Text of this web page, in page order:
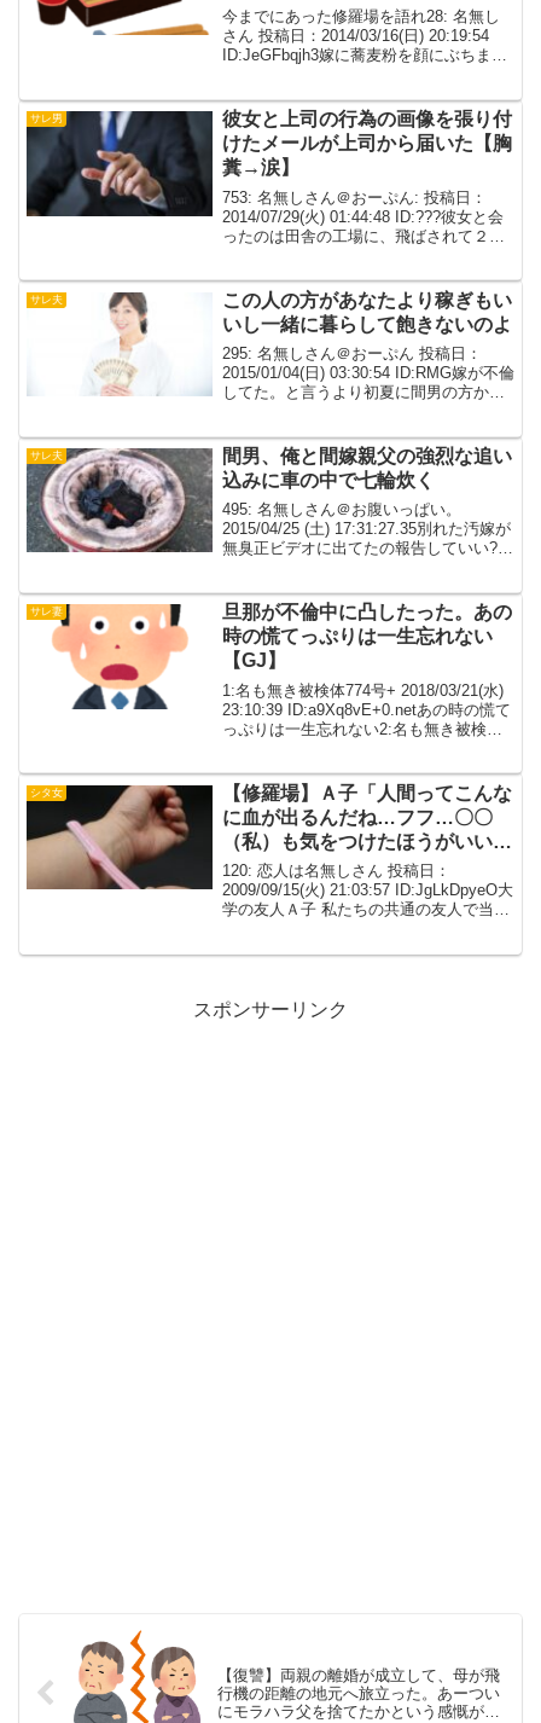
今までにあった修羅場を語れ28: 名無し
さん 投稿日：2014/03/16(日) 20:19:54
ID:JeGFbqjh3嫁に蕎麦粉を顔にぶちまけ
まだ1ヶ月だが、...
サレ男
彼女と上司の行為の画像を張り付
けたメールが上司から届いた【胸
糞→涙】
753: 名無しさん＠おーぷん: 投稿日：
2014/07/29(火) 01:44:48 ID:???彼女と会
ったのは田舎の工場に、飛ばされて２年
たら飯作って寝る生活。長...
サレ夫
この人の方があなたより稼ぎもい
いし一緒に暮らして飽きないのよ
295: 名無しさん＠おーぷん 投稿日：
2015/01/04(日) 03:30:54 ID:RMG嫁が不倫
してた。と言うより初夏に間男の方から
この人の方があなたより...
サレ夫
間男、俺と間嫁親父の強烈な追い
込みに車の中で七輪炊く
495: 名無しさん＠お腹いっぱい。
2015/04/25 (土) 17:31:27.35別れた汚嫁が
無臭正ビデオに出てたの報告していい?
2015/04/25 (土...
サレ妻
旦那が不倫中に凸したった。あの
時の慌てっぷりは一生忘れない
【GJ】
1:名も無き被検体774号+ 2018/03/21(水)
23:10:39 ID:a9Xq8vE+0.netあの時の慌て
っぷりは一生忘れない2:名も無き被検体
シタ女
【修羅場】Ａ子「人間ってこんな
に血が出るんだね…フフ…〇〇
（私）も気をつけたほうがいい
よ…」マジ怖くて泣きました。
120: 恋人は名無しさん 投稿日：
2009/09/15(火) 21:03:57 ID:JgLkDpyeO大
学の友人Ａ子 私たちの共通の友人で当時
スポンサーリンク
【復讐】両親の離婚が成立して、母が飛
行機の距離の地元へ旅立った。あーつい
にモラハラ父を捨てたかという感慨があ